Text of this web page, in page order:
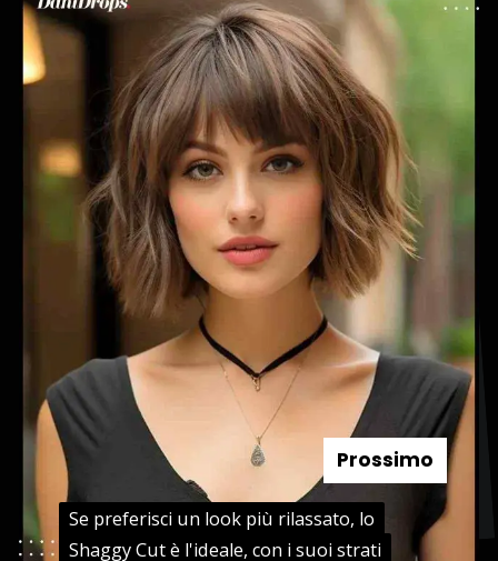
Se preferisci un look più rilassato, lo
Shaggy Cut è l'ideale, con i suoi strati
Se preferisci un look più rilassato, lo
Shaggy Cut è l'ideale, con i suoi strati
Prossimo